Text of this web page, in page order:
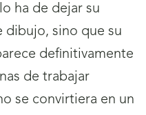
ha de dejar su
sino que su
definitivamente
de trabajar
se convirtiera en un